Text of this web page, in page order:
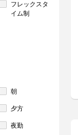
フレックスタ
イム制
朝
夕方
夜勤